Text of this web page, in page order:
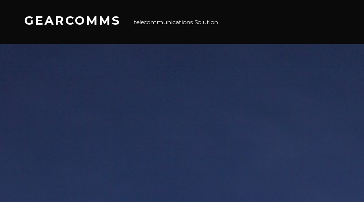
GEARCOMMS telecommunications Solution